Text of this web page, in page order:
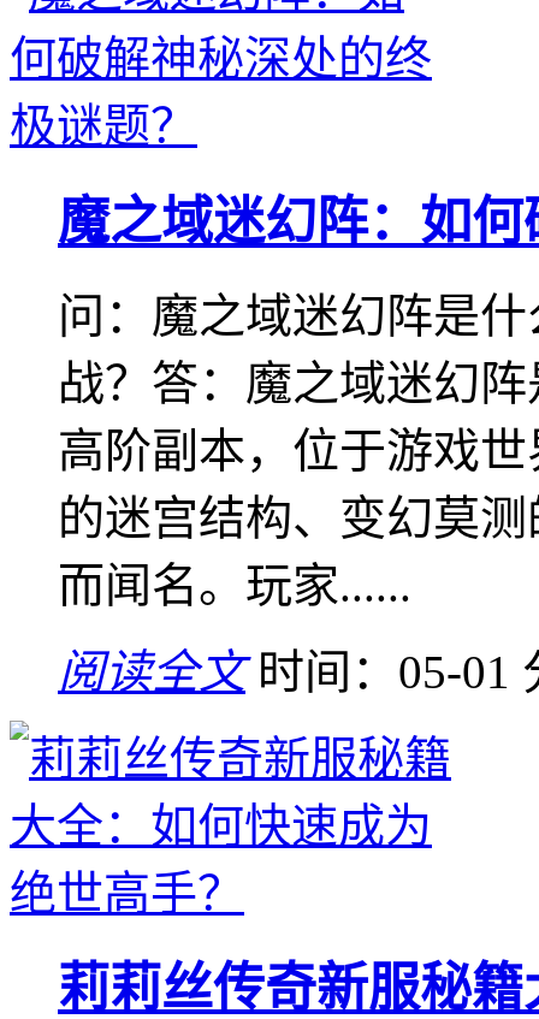
魔之域迷幻阵：如
问：魔之域迷幻阵是
战？答：魔之域迷幻
高阶副本，位于游戏
的迷宫结构、变幻莫
而闻名。玩家......
阅读全文 时间：05-01
莉莉丝传奇新服秘